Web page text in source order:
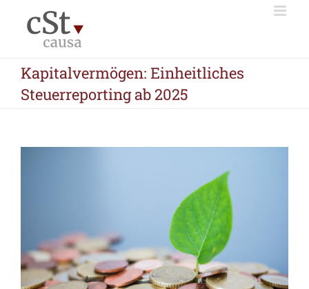
Inhalt
springen
Kapitalvermögen: Einheitliches
Steuerreporting ab 2025